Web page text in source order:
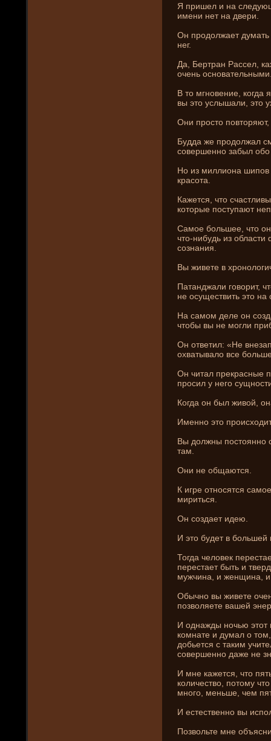
Я пришел и на
имени­ нет на двери.
Он продолжает
нег.
Да, Бертран Рассел,
очень
В то мгновени­е, когда
вы это услышали, это
Они­ просто
Будда же продолжал
совершенно забыл
Но из миллиона шипов
красота.
Кажется, что
которые поступают
Самое большее, что
что-ни­будь из
сознани­я.
Вы живете в
Патанджали говорит,
не осуществить это
На самом де­ле он
чтобы вы не могли
Он ответил: «Не
охватывало все
Он читал прекрасные
просил у него
Когда он был живой,
Именно это
Вы должны постоянно
там.
Они­ не общаются.
К игре относятся
мириться.
Он создает иде­ю.
И это буде­т в
Тогда человек
перестает быть и
мужчина, и женщина,
Обычно вы живете
позволяете вашей
И однажды ночью этот
комнате и думал о
добьется с таким
совершенно даже не
И мне кажется, что
количество, потому
много, меньше, чем
И естественно вы
Позвольте мне